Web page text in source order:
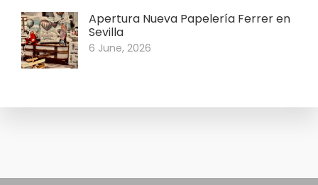
Apertura Nueva Papelería Ferrer en
Sevilla
6 June, 2026